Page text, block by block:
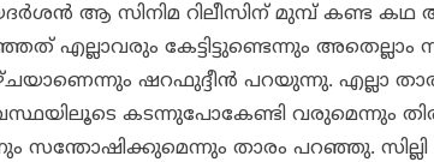
ആ സിനിമ റിലീസിന് മുമ്പ് കണ്ട കഥ
എല്ലാവരും കേട്ടിട്ടുണ്ടെന്നും അതെല്ലാം
ഷറഫുദ്ദീന്‍ പറയുന്നു. എല്ലാ
കടന്നുപോകേണ്ടി വരുമെന്നും
സന്തോഷിക്കുമെന്നും താരം പറഞ്ഞു.